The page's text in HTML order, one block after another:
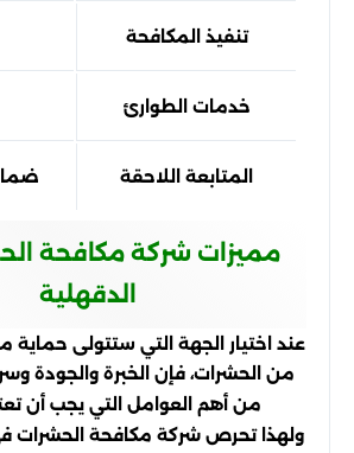
تنفيذ المكافحة
خدمات الطوارئ
المتابعة اللاحقة
مميزات شركة مكافحة
الدقهلية
عند اختيار الجهة التي ستتولى حماية
من الحشرات، فإن الخبرة والجودة
من أهم العوامل التي يجب أن
ولهذا تحرص شركة مكافحة الحشرات